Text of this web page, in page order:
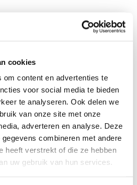
cookies
om content en advertenties te
voor social media te bieden
te analyseren. Ook delen we
van onze site met onze
adverteren en analyse. Deze
combineren met andere
heeft verstrekt of die ze hebben
uw gebruik van hun services.